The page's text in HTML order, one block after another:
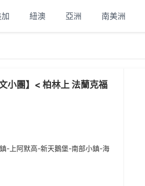
紐澳 亞洲 南美洲
小團】< 柏林上 法蘭克福
-上阿默高-新天鵝堡-南部小鎮-海